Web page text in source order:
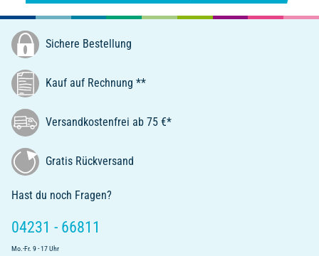
Sichere Bestellung
Kauf auf Rechnung **
Versandkostenfrei ab 75 €*
Gratis Rückversand
Hast du noch Fragen?
04231 - 66811
Mo.-Fr. 9 - 17 Uhr